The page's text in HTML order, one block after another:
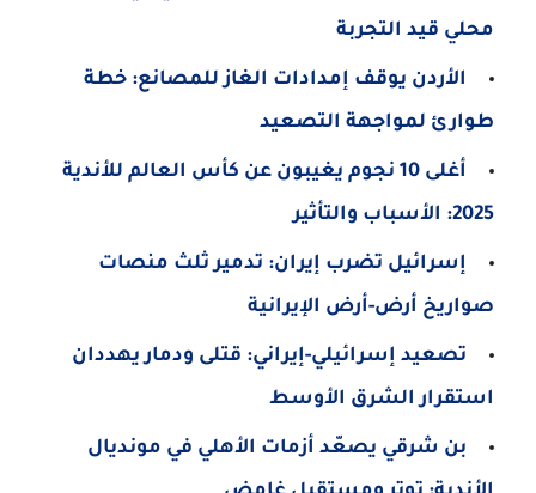
محلي قيد التجربة
الأردن يوقف إمدادات الغاز للمصانع: خطة
طوارئ لمواجهة التصعيد
أغلى 10 نجوم يغيبون عن كأس العالم للأندية
2025: الأسباب والتأثير
إسرائيل تضرب إيران: تدمير ثلث منصات
صواريخ أرض-أرض الإيرانية
تصعيد إسرائيلي-إيراني: قتلى ودمار يهددان
استقرار الشرق الأوسط
بن شرقي يصعّد أزمات الأهلي في مونديال